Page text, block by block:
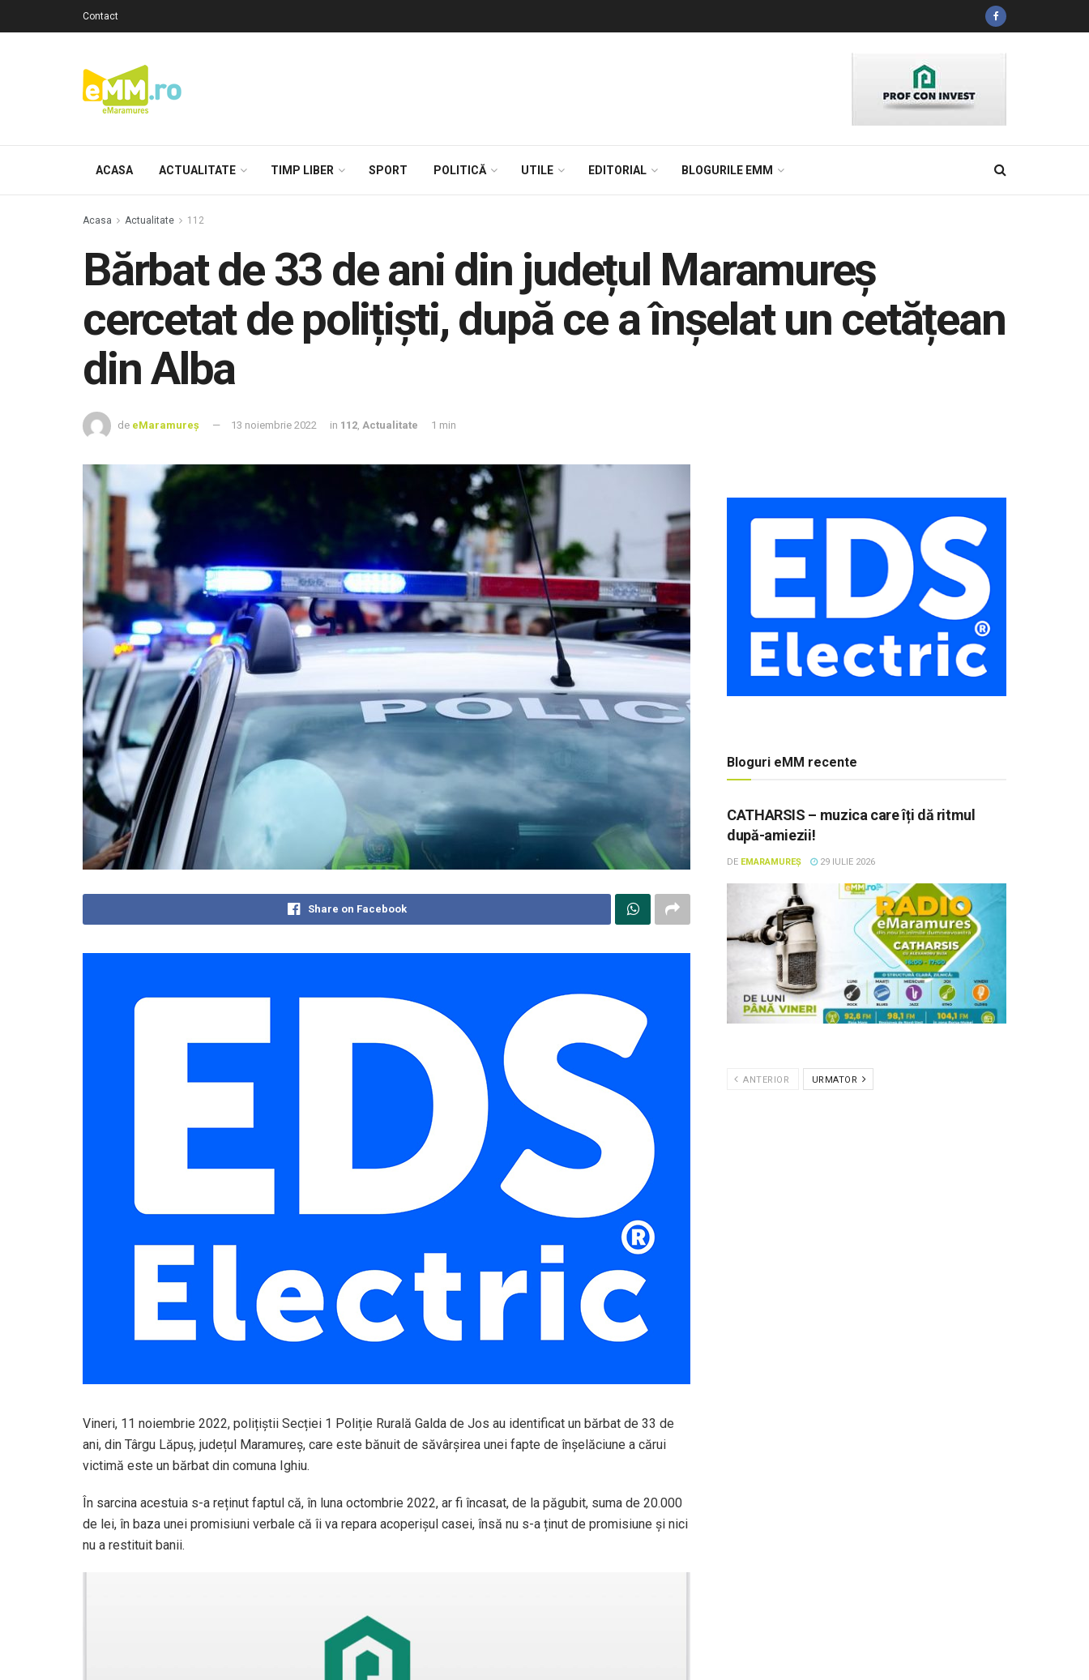
Contact
ACASA ACTUALITATE TIMP LIBER SPORT POLITICĂ UTILE EDITORIAL BLOGURILE EMM
Acasa Actualitate 112
Bărbat de 33 de ani din județul Maramureș
cercetat de polițiști, după ce a înșelat un cetățean
din Alba
de eMaramureș 13 noiembrie 2022 in 112, Actualitate 1 min
Share on Facebook
Vineri, 11 noiembrie 2022, polițiștii Secției 1 Poliție Rurală Galda de Jos au identificat un bărbat de 33 de
ani, din Târgu Lăpuș, județul Maramureș, care este bănuit de săvârșirea unei fapte de înșelăciune a cărui
victimă este un bărbat din comuna Ighiu.
În sarcina acestuia s-a reținut faptul că, în luna octombrie 2022, ar fi încasat, de la păgubit, suma de 20.000
de lei, în baza unei promisiuni verbale că îi va repara acoperișul casei, însă nu s-a ținut de promisiune și nici
nu a restituit banii.
Bloguri eMM recente
CATHARSIS – muzica care îți dă ritmul
după-amiezii!
DE EMARAMUREȘ 29 IULIE 2026
ANTERIOR URMATOR